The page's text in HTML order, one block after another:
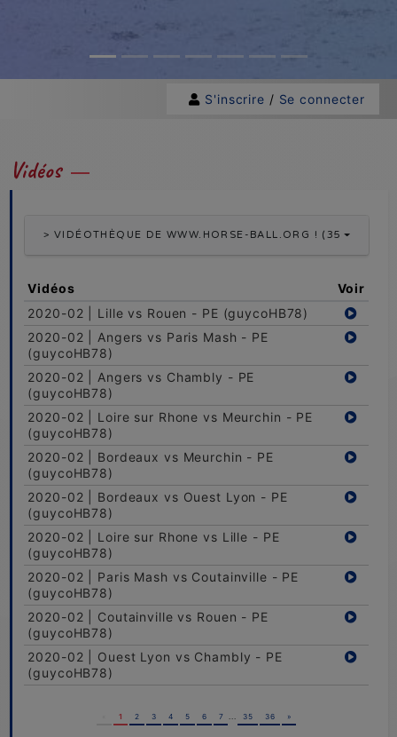
S'inscrire / Se connecter
Vidéos
> VIDÉOTHÈQUE DE WWW.HORSE-BALL.ORG ! (356
Vidéos
Voir
2020-02 | Lille vs Rouen - PE (guycoHB78)
2020-02 | Angers vs Paris Mash - PE
(guycoHB78)
2020-02 | Angers vs Chambly - PE
(guycoHB78)
2020-02 | Loire sur Rhone vs Meurchin - PE
(guycoHB78)
2020-02 | Bordeaux vs Meurchin - PE
(guycoHB78)
2020-02 | Bordeaux vs Ouest Lyon - PE
(guycoHB78)
2020-02 | Loire sur Rhone vs Lille - PE
(guycoHB78)
2020-02 | Paris Mash vs Coutainville - PE
(guycoHB78)
2020-02 | Coutainville vs Rouen - PE
(guycoHB78)
2020-02 | Ouest Lyon vs Chambly - PE
(guycoHB78)
1 2 3 4 5 6 7 ... 35 36 »